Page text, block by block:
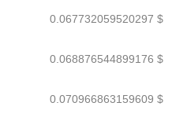
0.067732059520297 $
0.068876544899176 $
0.070966863159609 $